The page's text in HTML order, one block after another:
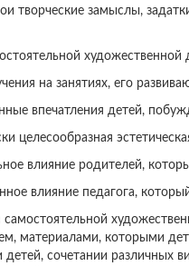
творческие замыслы,
на занятиях, его
впечатления детей,
целесообразная
влияние родителей,
влияние педагога,
самостоятельной
материалами, которыми
детей, сочетании различных